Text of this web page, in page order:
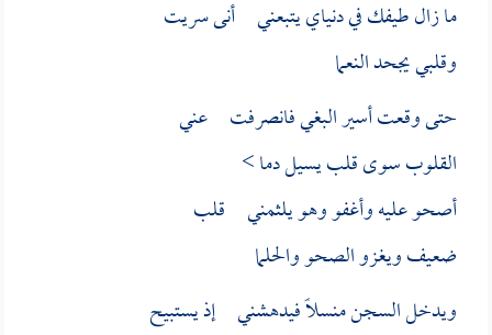
ما زال طيفك في دنياي يتبعني أنى سريت
وقلبي يجحد النعما
حتى وقعت أسير البغي فانصرفت عني
القلوب سوى قلب يسيل دما >
أصحو عليه وأغفو وهو يلثمني قلب
ضعيف ويغزو الصحو والحلما
ويدخل السجن منسلاً فيدهشني إذ يستبيح